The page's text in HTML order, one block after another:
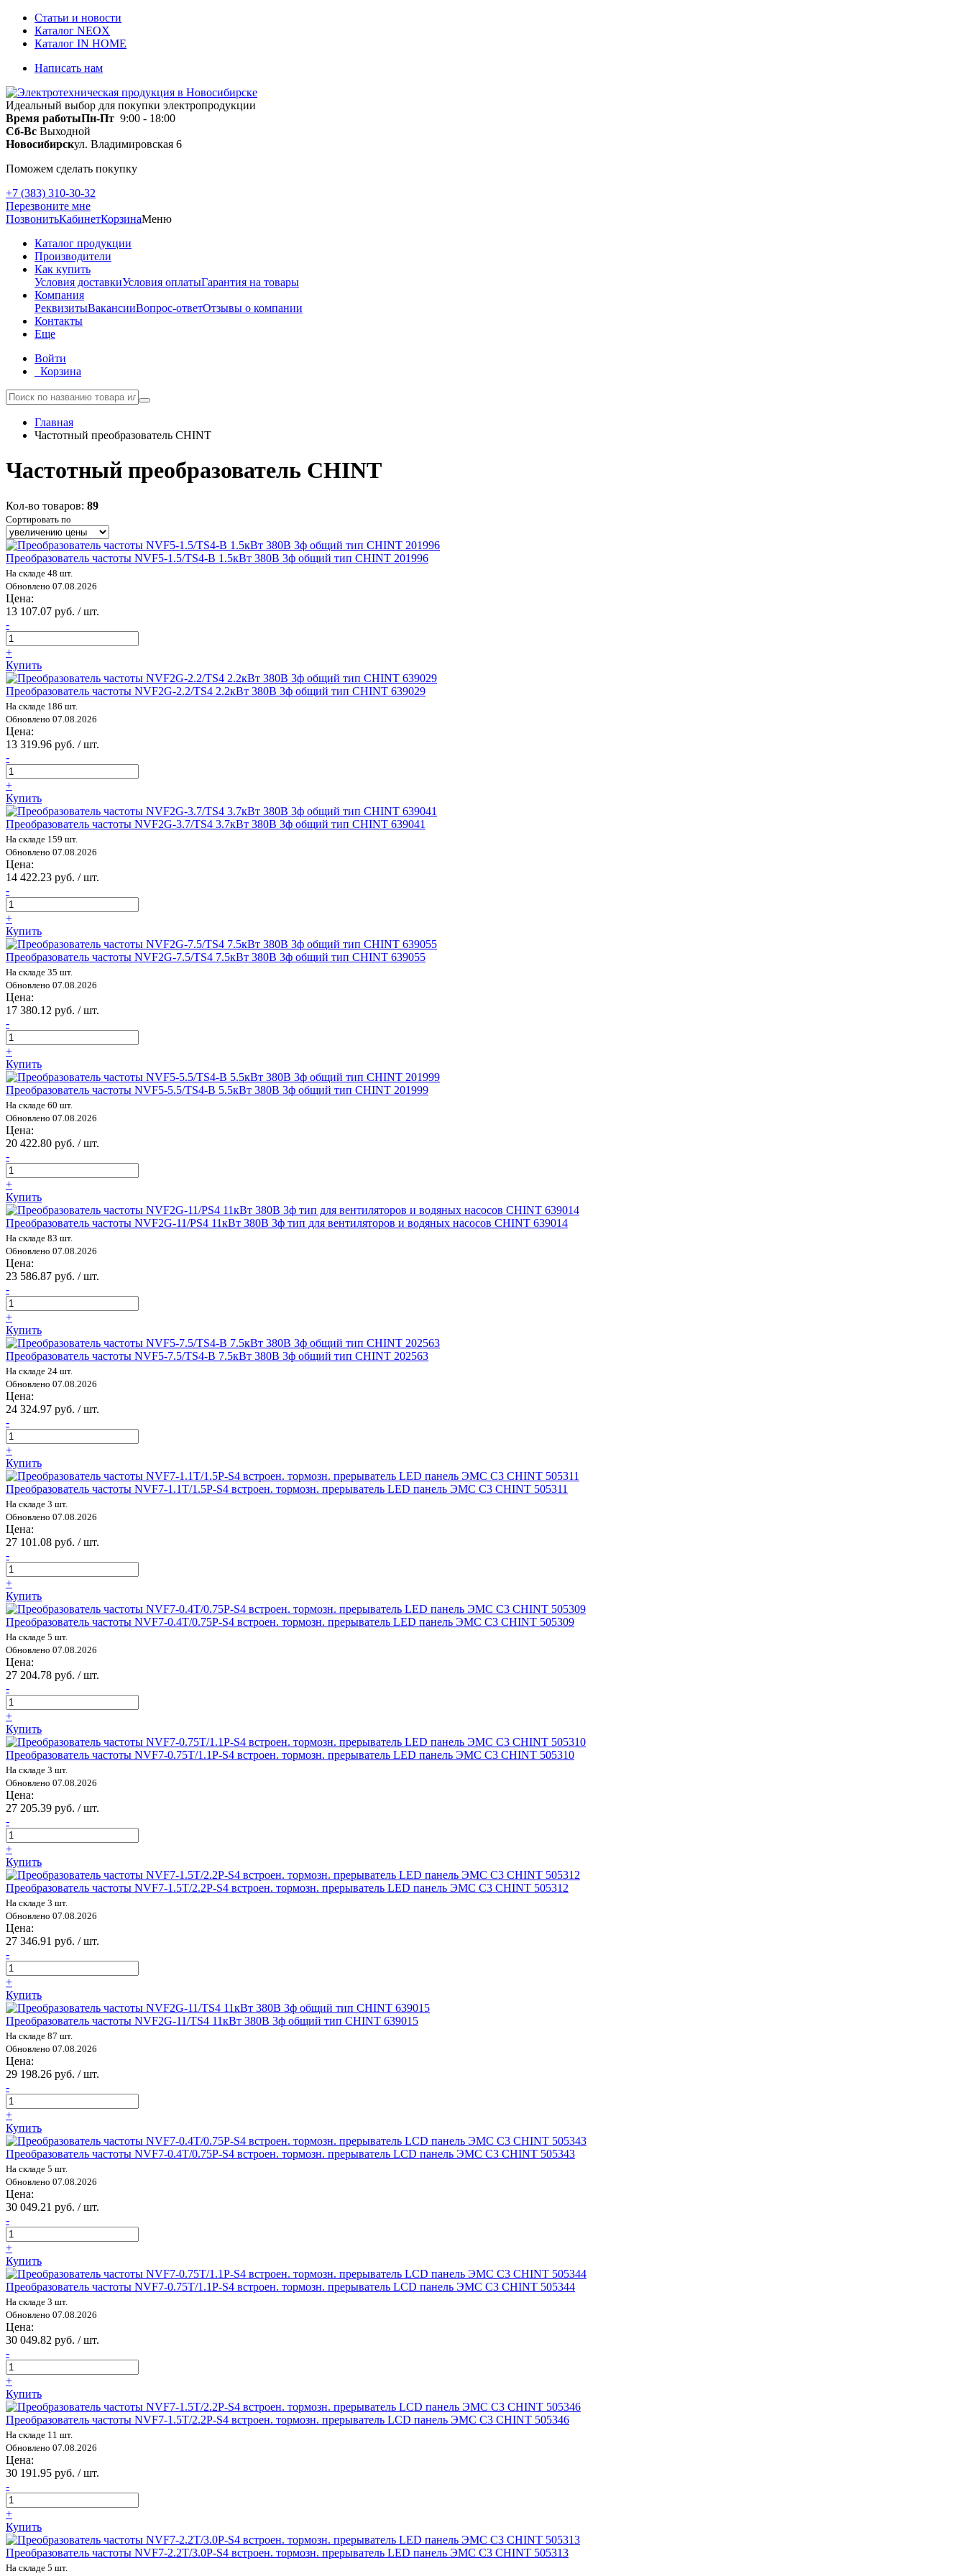
Статьи и новости
Каталог NEOX
Каталог IN HOME
Написать нам
Идеальный выбор для покупки электропродукции
Время работыПн-Пт 9:00 - 18:00
Сб-Вс Выходной
Новосибирскул. Владимировская 6
Поможем сделать покупку
+7 (383) 310-30-32
Перезвоните мне
ПозвонитьКабинетКорзинаМеню
Каталог продукции
Производители
Как купить
Условия доставкиУсловия оплатыГарантия на товары
Компания
РеквизитыВакансииВопрос-ответОтзывы о компании
Контакты
Еще
Войти
Корзина
Главная
Частотный преобразователь CHINT
Частотный преобразователь CHINT
Кол-во товаров: 89
Сортировать по
Преобразователь частоты NVF5-1.5/TS4-B 1.5кВт 380В 3ф общий тип CHINT 201996
На складе 48 шт.
Обновлено 07.08.2026
Цена:
13 107.07 руб. / шт.
-
+
Купить
Преобразователь частоты NVF2G-2.2/TS4 2.2кВт 380В 3ф общий тип CHINT 639029
На складе 186 шт.
Обновлено 07.08.2026
Цена:
13 319.96 руб. / шт.
-
+
Купить
Преобразователь частоты NVF2G-3.7/TS4 3.7кВт 380В 3ф общий тип CHINT 639041
На складе 159 шт.
Обновлено 07.08.2026
Цена:
14 422.23 руб. / шт.
-
+
Купить
Преобразователь частоты NVF2G-7.5/TS4 7.5кВт 380В 3ф общий тип CHINT 639055
На складе 35 шт.
Обновлено 07.08.2026
Цена:
17 380.12 руб. / шт.
-
+
Купить
Преобразователь частоты NVF5-5.5/TS4-B 5.5кВт 380В 3ф общий тип CHINT 201999
На складе 60 шт.
Обновлено 07.08.2026
Цена:
20 422.80 руб. / шт.
-
+
Купить
Преобразователь частоты NVF2G-11/PS4 11кВт 380В 3ф тип для вентиляторов и водяных насосов CHINT 639014
На складе 83 шт.
Обновлено 07.08.2026
Цена:
23 586.87 руб. / шт.
-
+
Купить
Преобразователь частоты NVF5-7.5/TS4-B 7.5кВт 380В 3ф общий тип CHINT 202563
На складе 24 шт.
Обновлено 07.08.2026
Цена:
24 324.97 руб. / шт.
-
+
Купить
Преобразователь частоты NVF7-1.1T/1.5P-S4 встроен. тормозн. прерыватель LED панель ЭМС С3 CHINT 505311
На складе 3 шт.
Обновлено 07.08.2026
Цена:
27 101.08 руб. / шт.
-
+
Купить
Преобразователь частоты NVF7-0.4T/0.75P-S4 встроен. тормозн. прерыватель LED панель ЭМС С3 CHINT 505309
На складе 5 шт.
Обновлено 07.08.2026
Цена:
27 204.78 руб. / шт.
-
+
Купить
Преобразователь частоты NVF7-0.75T/1.1P-S4 встроен. тормозн. прерыватель LED панель ЭМС С3 CHINT 505310
На складе 3 шт.
Обновлено 07.08.2026
Цена:
27 205.39 руб. / шт.
-
+
Купить
Преобразователь частоты NVF7-1.5T/2.2P-S4 встроен. тормозн. прерыватель LED панель ЭМС С3 CHINT 505312
На складе 3 шт.
Обновлено 07.08.2026
Цена:
27 346.91 руб. / шт.
-
+
Купить
Преобразователь частоты NVF2G-11/TS4 11кВт 380В 3ф общий тип CHINT 639015
На складе 87 шт.
Обновлено 07.08.2026
Цена:
29 198.26 руб. / шт.
-
+
Купить
Преобразователь частоты NVF7-0.4T/0.75P-S4 встроен. тормозн. прерыватель LСD панель ЭМС С3 CHINT 505343
На складе 5 шт.
Обновлено 07.08.2026
Цена:
30 049.21 руб. / шт.
-
+
Купить
Преобразователь частоты NVF7-0.75T/1.1P-S4 встроен. тормозн. прерыватель LСD панель ЭМС С3 CHINT 505344
На складе 3 шт.
Обновлено 07.08.2026
Цена:
30 049.82 руб. / шт.
-
+
Купить
Преобразователь частоты NVF7-1.5T/2.2P-S4 встроен. тормозн. прерыватель LСD панель ЭМС С3 CHINT 505346
На складе 11 шт.
Обновлено 07.08.2026
Цена:
30 191.95 руб. / шт.
-
+
Купить
Преобразователь частоты NVF7-2.2T/3.0P-S4 встроен. тормозн. прерыватель LED панель ЭМС С3 CHINT 505313
На складе 5 шт.